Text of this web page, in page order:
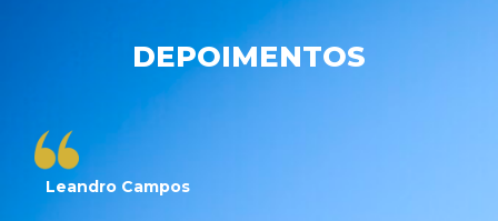
DEPOIMENTOS
Leandro Campos